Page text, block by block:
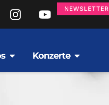
NEWSLETTER
Konzerte